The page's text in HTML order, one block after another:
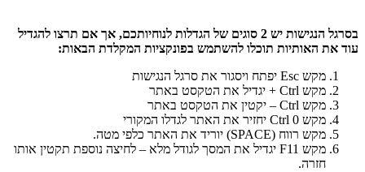
בסרגל הנגישות יש 2 סוגים של הגדלות לנוחיותכם, אך אם תרצו להגדיל
עוד את האותיות תוכלו להשתמש בפונקציות המקלדת הבאות:
מקש Esc יפתח ויסגור את סרגל הנגישות
מקש Ctrl + יגדיל את הטקסט באתר
מקש Ctrl – יקטין את הטקסט באתר
מקש Ctrl 0 יחזיר את האתר לגדלו המקורי
מקש רווח (SPACE) יוריד את האתר כלפי מטה.
מקש F11 יגדיל את המסך לגודל מלא – לחיצה נוספת תקטין אותו
חזרה.